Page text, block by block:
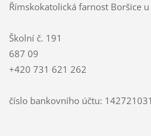
Římskokatolická farnost Boršice
Školní č. 191
687 09
+420 731 621 262
číslo bankovního účtu: